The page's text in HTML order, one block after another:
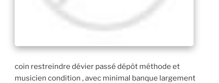
coin restreindre dévier passé dépôt méthode et
musicien condition , avec minimal banque largement